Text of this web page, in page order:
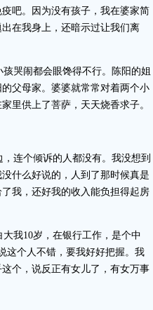
吧。因为没有孩子，我在婆家简
在我身上，还暗示过让我们离
哭闹都会眼馋得不行。陈阳的姐
父母家。婆婆就常常对着两个小
里供上了菩萨，天天烧香求子。
连个倾诉的人都没有。我没想到
什么好说的，人到了那时候真是
我，还好我的收入能负担得起房
我10岁，在银行工作，是个中
这个人不错，要我好好把握。我
个，说反正有女儿了，有女万事